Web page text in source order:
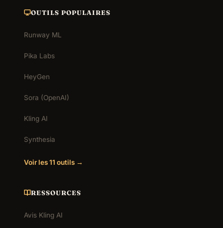
OUTILS POPULAIRES
Runway ML
Pika Labs
HeyGen
Sora (OpenAI)
Kling AI
Synthesia
Voir les 11 outils →
RESSOURCES
Avis Kling AI